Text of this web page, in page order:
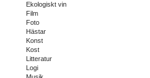
Ekologiskt vin
Film
Foto
Hästar
Konst
Kost
Litteratur
Logi